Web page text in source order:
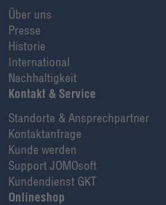
Über uns
Presse
Historie
International
Nachhaltigkeit
Kontakt & Service
Standorte & Ansprechpartner
Kontaktanfrage
Kunde werden
Support JOMOsoft
Kundendienst GKT
Onlineshop